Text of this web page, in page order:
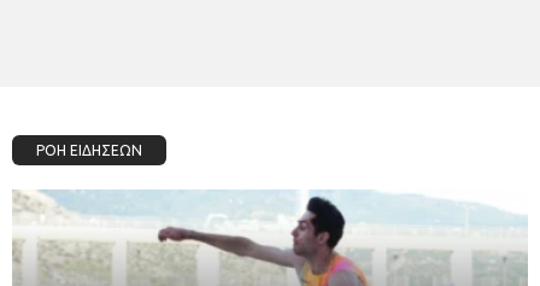
ΡΟΗ ΕΙΔΗΣΕΩΝ